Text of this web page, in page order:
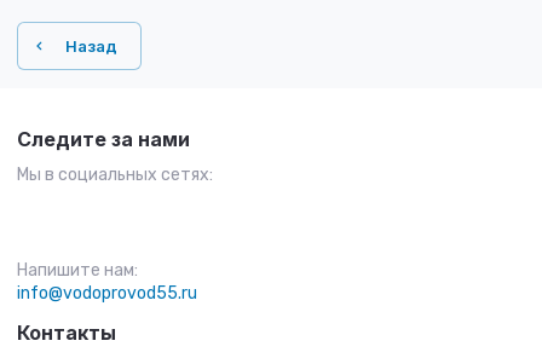
Назад
Следите за нами
Мы в социальных сетях:
Напишите нам:
info@vodoprovod55.ru
Контакты